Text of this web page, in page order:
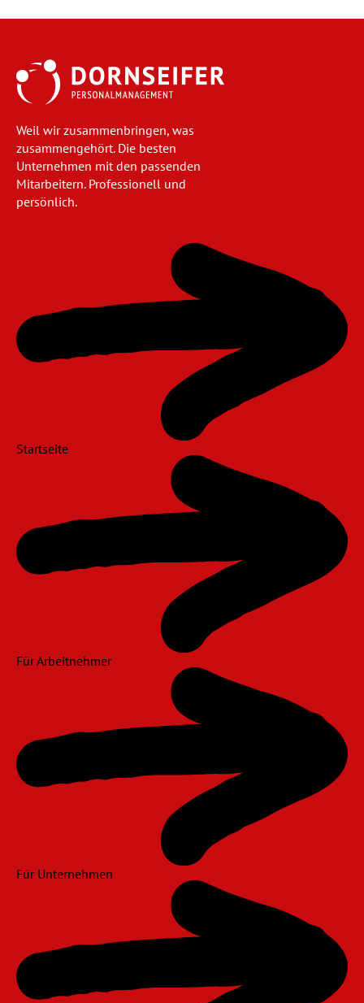
Weil wir zusammenbringen, was
zusammengehört. Die besten
Unternehmen mit den passenden
Mitarbeitern. Professionell und
persönlich.
Startseite
Für Arbeitnehmer
Für Unternehmen